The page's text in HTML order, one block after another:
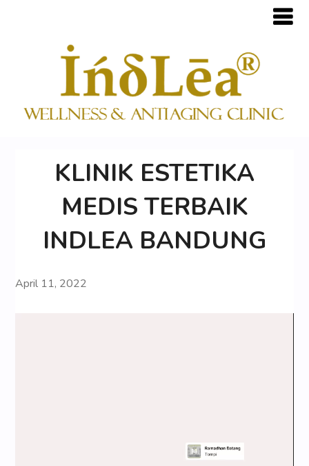
KLINIK ESTETIKA
MEDIS TERBAIK
INDLEA BANDUNG
April 11, 2022